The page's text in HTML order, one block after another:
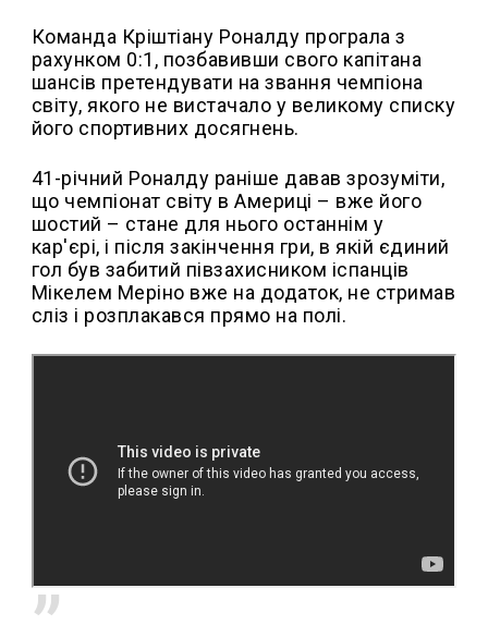
Команда Кріштіану Роналду програла з
рахунком 0:1, позбавивши свого капітана
шансів претендувати на звання чемпіона
світу, якого не вистачало у великому списку
його спортивних досягнень.
41-річний Роналду раніше давав зрозуміти,
що чемпіонат світу в Америці – вже його
шостий – стане для нього останнім у
кар'єрі, і після закінчення гри, в якій єдиний
гол був забитий півзахисником іспанців
Мікелем Меріно вже на додаток, не стримав
сліз і розплакався прямо на полі.